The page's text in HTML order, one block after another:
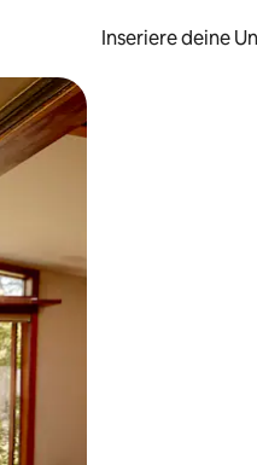
Inseriere deine
oder Wischgesten.